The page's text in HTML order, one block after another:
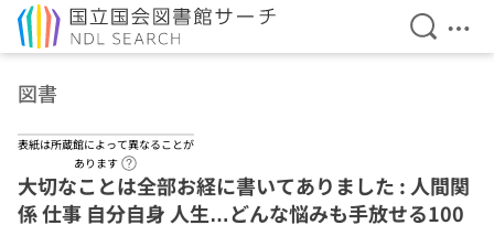
検索を
メ
図書
表紙は所蔵館によって異なることが
あります
大切なことは全部お経に書いてありました : 人間関
係 仕事 自分自身 人生…どんな悩みも手放せる100